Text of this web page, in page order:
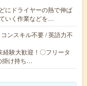
にドライヤーの熱で伸ば
いく作業などを…
ンスキル不要 / 英語力不
経験大歓迎！〇フリータ
掛け持ち…